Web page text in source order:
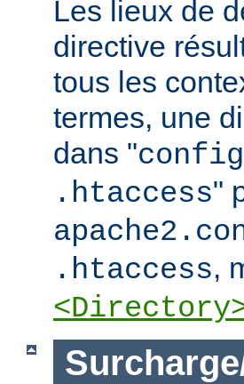
Les lieux de
directive
tous les
termes, une
dans "
.htaccess"
.htaccess,